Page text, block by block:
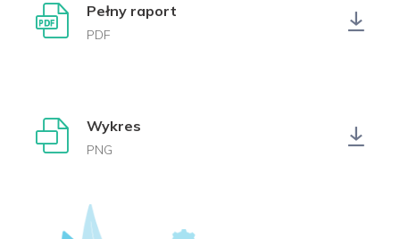
Pełny raport
PDF
Wykres
PNG